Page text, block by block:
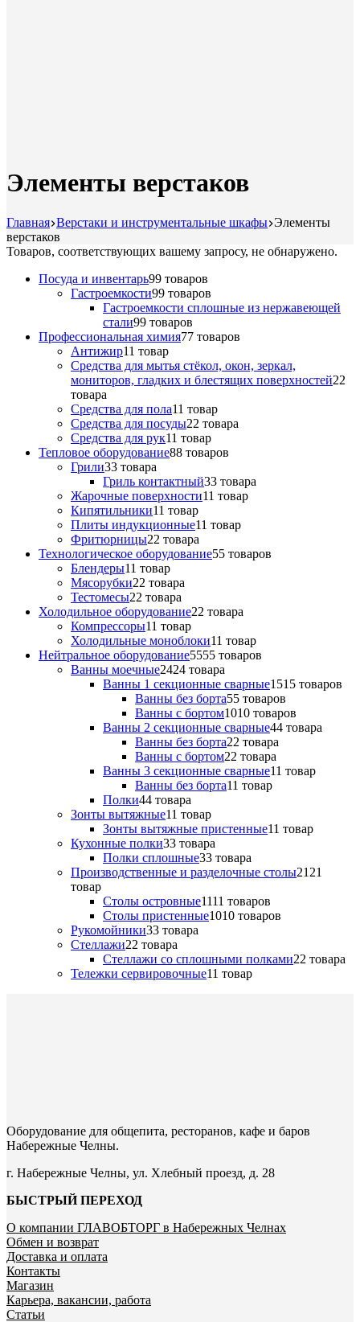
Элементы верстаков
Главная Верстаки и инструментальные шкафы Элементы
верстаков
Товаров, соответствующих вашему запросу, не обнаружено.
Посуда и инвентарь99 товаров
Гастроемкости99 товаров
Гастроемкости сплошные из нержавеющей
стали99 товаров
Профессиональная химия77 товаров
Антижир11 товар
Средства для мытья стёкол, окон, зеркал,
мониторов, гладких и блестящих поверхностей22
товара
Средства для пола11 товар
Средства для посуды22 товара
Средства для рук11 товар
Тепловое оборудование88 товаров
Грили33 товара
Гриль контактный33 товара
Жарочные поверхности11 товар
Кипятильники11 товар
Плиты индукционные11 товар
Фритюрницы22 товара
Технологическое оборудование55 товаров
Блендеры11 товар
Мясорубки22 товара
Тестомесы22 товара
Холодильное оборудование22 товара
Компрессоры11 товар
Холодильные моноблоки11 товар
Нейтральное оборудование5555 товаров
Ванны моечные2424 товара
Ванны 1 секционные сварные1515 товаров
Ванны без борта55 товаров
Ванны с бортом1010 товаров
Ванны 2 секционные сварные44 товара
Ванны без борта22 товара
Ванны с бортом22 товара
Ванны 3 секционные сварные11 товар
Ванны без борта11 товар
Полки44 товара
Зонты вытяжные11 товар
Зонты вытяжные пристенные11 товар
Кухонные полки33 товара
Полки сплошные33 товара
Производственные и разделочные столы21 21
товар
Столы островные1111 товаров
Столы пристенные1010 товаров
Рукомойники33 товара
Стеллажи22 товара
Стеллажи со сплошными полками22 товара
Тележки сервировочные11 товар
Оборудование для общепита, ресторанов, кафе и баров
Набережные Челны.
г. Набережные Челны, ул. Хлебный проезд, д. 28
БЫСТРЫЙ ПЕРЕХОД
О компании ГЛАВОБТОРГ в Набережных Челнах
Обмен и возврат
Доставка и оплата
Контакты
Магазин
Карьера, вакансии, работа
Статьи